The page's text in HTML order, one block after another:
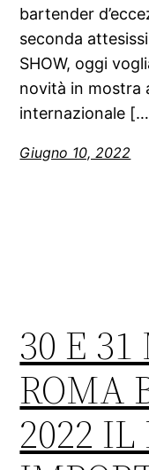
bartender
seconda
SHOW, oggi
novità in mostra
internazionale
Giugno 10, 2022
30 E
ROMA
2022 IL